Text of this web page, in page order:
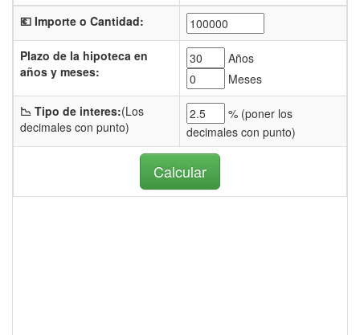
💶 Importe o Cantidad:
Plazo de la hipoteca en
años y meses:
Años
Meses
📉 Tipo de interes:(Los
decimales con punto)
% (poner los
decimales con punto)